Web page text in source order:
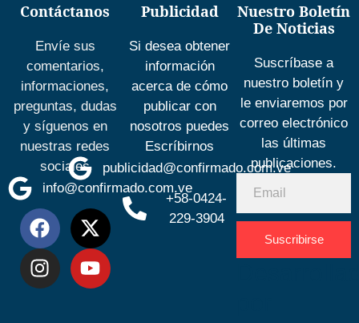
Contáctanos
Envíe sus
comentarios,
informaciones,
preguntas, dudas
y síguenos en
nuestras redes
sociales
info@confirmado.com.ve
Publicidad
Si desea obtener
información
acerca de cómo
publicar con
nosotros puedes
Escríbirnos
publicidad@confirmado.com.ve
+58-0424-
229-3904
Nuestro Boletín
De Noticias
Suscríbase a
nuestro boletín y
le enviaremos por
correo electrónico
las últimas
publicaciones.
Suscribirse